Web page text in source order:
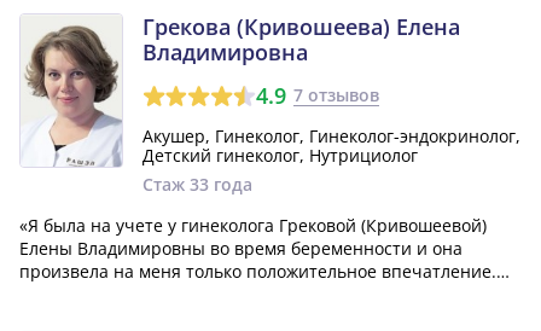
Грекова (Кривошеева) Елена
Владимировна
4.9 7 отзывов
Акушер, Гинеколог, Гинеколог-эндокринолог,
Детский гинеколог, Нутрициолог
Стаж 33 года
«Я была на учете у гинеколога Грековой (Кривошеевой)
Елены Владимировны во время беременности и она
произвела на меня только положительное впечатление.